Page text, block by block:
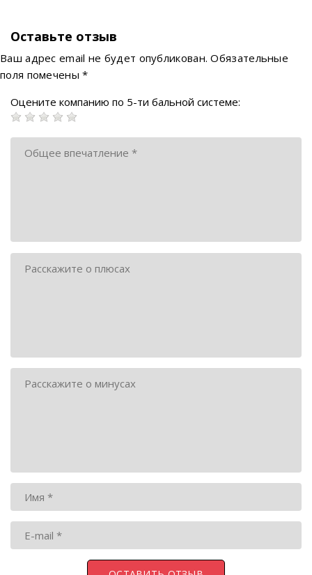
Оставьте отзыв
Ваш адрес email не будет опубликован. Обязательные
поля помечены*
Оцените компанию по 5-ти бальной системе: